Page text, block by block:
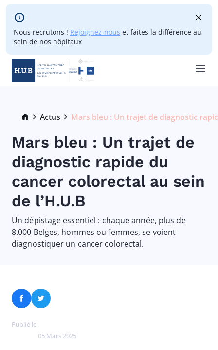
Skip to main content
Nous recrutons ! Rejoignez-nous et faites la différence au
sein de nos hôpitaux
Breadcrumb
Actus
Current:
Mars bleu : Un trajet de diagnostic
Mars bleu : Un trajet de
diagnostic rapide du
cancer colorectal au sein
de l’H.U.B
Un dépistage essentiel : chaque année, plus de
8.000 Belges, hommes ou femmes, se voient
diagnostiquer un cancer colorectal.
FacebookTwitter
Publié le
05 Mars 2025